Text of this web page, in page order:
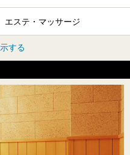
エステ・マッサージ
する